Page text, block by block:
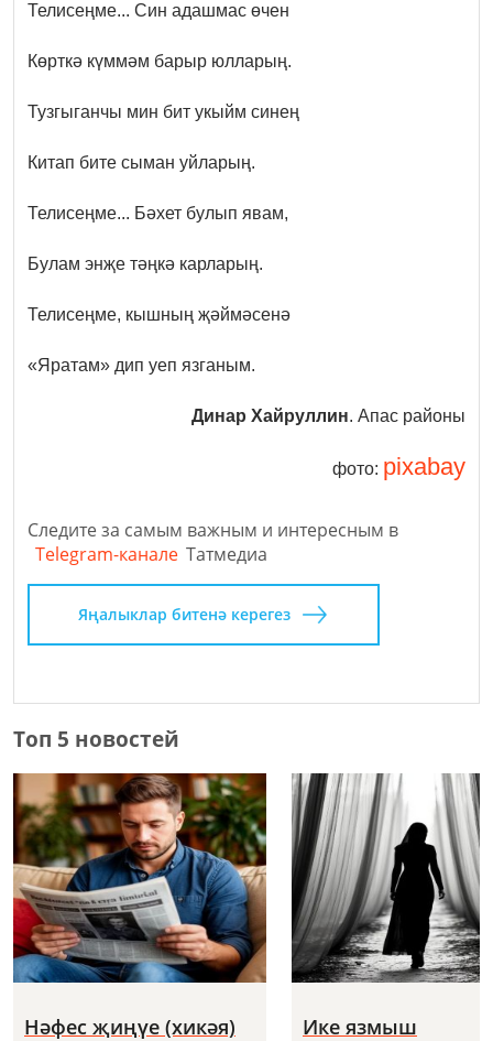
Телисеңме... Син адашмас өчен
Көрткә күммәм барыр юлларың.
Тузгыганчы мин бит укыйм синең
Китап бите сыман уйларың.
Телисеңме... Бәхет булып явам,
Булам энҗе тәңкә карларың.
Телисеңме, кышның җәймәсенә
«Яратам» дип уеп язганым.
Динар Хайруллин. Апас районы
фото: pixabay
Следите за самым важным и интересным в
Telegram-канале Татмедиа
Яңалыклар битенә керегез
Топ 5 новостей
Нәфес җиңүе (хикәя) Ике язмыш